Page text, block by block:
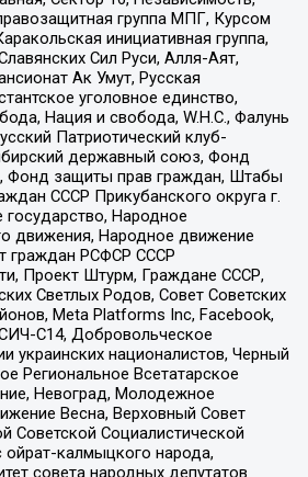
группа МПГ, Курсом
инициативная группа,
Сил Руси, Алля-Аят,
Ак Умут, Русская
уголовное единство,
Нация и свобода, W.H.С., Фалунь
Патриотический клуб-
державный союз, Фонд
Фонд защиты прав граждан, Штабы
СССР Прикубанского округа г.
Народное
движения, Народное движение
граждан РСФСР СССР
Проект Штурм, Граждане СССР,
Светлых Родов, Совет Советских
Meta Platforms Inc, Facebook,
С14, Добровольческое
украинских националистов, Черный
Региональное Всетатарское
Невоград, Молодежное
Весна, Верховный Совет
Советской Социалистической
ойрат-калмыцкого народа,
совета народных депутатов